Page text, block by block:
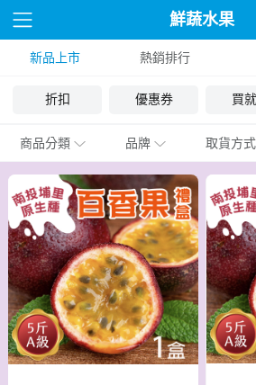
鮮蔬水果
新品上市 熱銷排行
折扣 優惠券 買
商品分類 品牌 取貨方